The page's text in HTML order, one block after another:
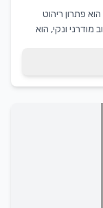
הוא פתרון ריהוט
מודרני ונקי, הוא
עבור עסקים
מעניק ערך מוסף
שונים.